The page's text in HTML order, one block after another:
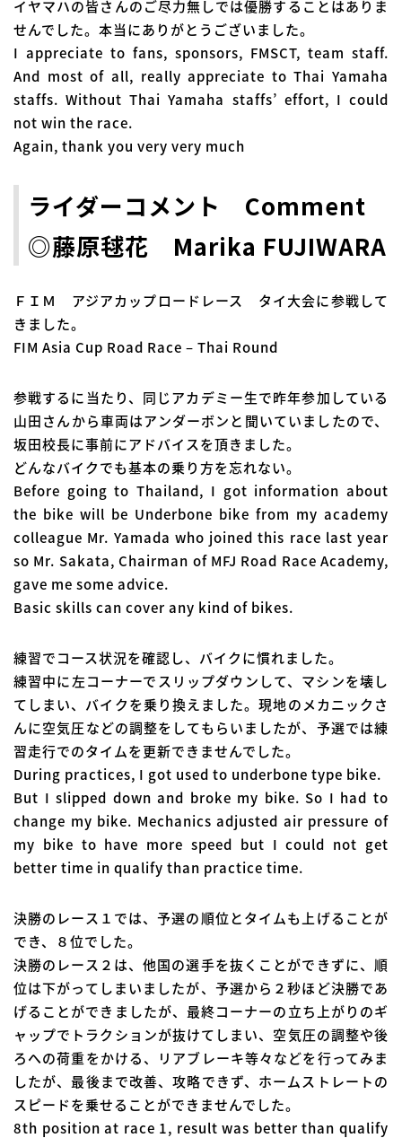
イヤマハの皆さんのご尽力無しでは優勝することはありま
せんでした。本当にありがとうございました。
I appreciate to fans, sponsors, FMSCT, team staff.
And most of all, really appreciate to Thai Yamaha
staffs. Without Thai Yamaha staffs’ effort, I could
not win the race.
Again, thank you very very much
ライダーコメント Comment
◎藤原毬花 Marika FUJIWARA
ＦＩＭ アジアカップロードレース タイ大会に参戦して
きました。
FIM Asia Cup Road Race – Thai Round
参戦するに当たり、同じアカデミー生で昨年参加している
山田さんから車両はアンダーボンと聞いていましたので、
坂田校長に事前にアドバイスを頂きました。
どんなバイクでも基本の乗り方を忘れない。
Before going to Thailand, I got information about
the bike will be Underbone bike from my academy
colleague Mr. Yamada who joined this race last year
so Mr. Sakata, Chairman of MFJ Road Race Academy,
gave me some advice.
Basic skills can cover any kind of bikes.
練習でコース状況を確認し、バイクに慣れました。
練習中に左コーナーでスリップダウンして、マシンを壊し
てしまい、バイクを乗り換えました。現地のメカニックさ
んに空気圧などの調整をしてもらいましたが、予選では練
習走行でのタイムを更新できませんでした。
During practices, I got used to underbone type bike.
But I slipped down and broke my bike. So I had to
change my bike. Mechanics adjusted air pressure of
my bike to have more speed but I could not get
better time in qualify than practice time.
決勝のレース１では、予選の順位とタイムも上げることが
でき、８位でした。
決勝のレース２は、他国の選手を抜くことができずに、順
位は下がってしまいましたが、予選から２秒ほど決勝であ
げることができましたが、最終コーナーの立ち上がりのギ
ャップでトラクションが抜けてしまい、空気圧の調整や後
ろへの荷重をかける、リアブレーキ等々などを行ってみま
したが、最後まで改善、攻略できず、ホームストレートの
スピードを乗せることができませんでした。
8th position at race 1, result was better than qualify